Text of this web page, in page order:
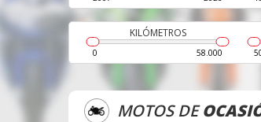
KILÓMETROS
0 58.000
MOTOS DE